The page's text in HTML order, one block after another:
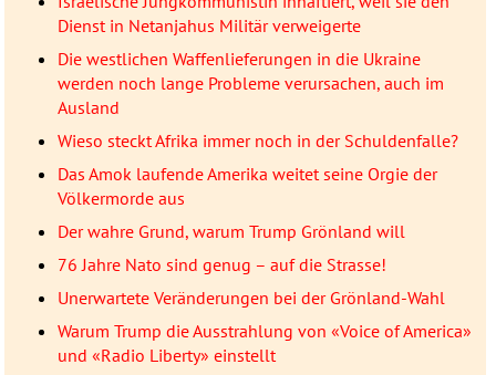
Dienst in Netanjahus Militär verweigerte
Die westlichen Waffenlieferungen in die Ukraine
werden noch lange Probleme verursachen, auch im
Ausland
Wieso steckt Afrika immer noch in der Schuldenfalle?
Das Amok laufende Amerika weitet seine Orgie der
Völkermorde aus
Der wahre Grund, warum Trump Grönland will
76 Jahre Nato sind genug – auf die Strasse!
Unerwartete Veränderungen bei der Grönland-Wahl
Warum Trump die Ausstrahlung von «Voice of America»
und «Radio Liberty» einstellt